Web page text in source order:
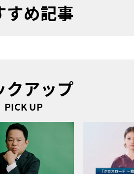
すめ記事
クアップ
PICK UP